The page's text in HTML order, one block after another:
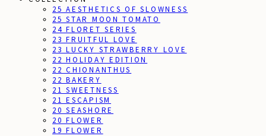
25 AESTHETICS OF SLOWNESS
25 STAR MOON TOMATO
24 FLORET SERIES
23 FRUITFUL LOVE
23 LUCKY STRAWBERRY LOVE
22 HOLIDAY EDITION
22 CHIONANTHUS
22 BAKERY
21 SWEETNESS
21 ESCAPISM
20 SEASHORE
20 FLOWER
19 FLOWER